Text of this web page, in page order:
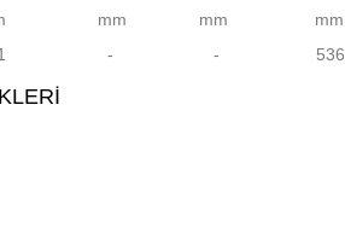
mm mm
mm
- - 536